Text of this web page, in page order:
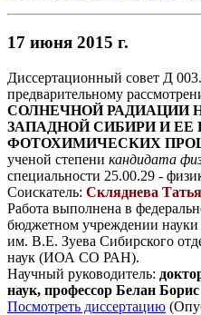
17 июня 2015 г.
Диссертационный совет Д
предварительному
СОЛНЕЧНОЙ РАДИАЦИИ
ЗАПАДНОЙ СИБИРИ И ЕЕ
ФОТОХИМИЧЕСКИХ
ученой степени кандидата
специальности 25.00.29 -
Соискатель: Скляднева
Работа выполнена в
бюджетном учреждении
им. В.Е. Зуева Сибирского
наук (ИОА СО РАН).
Научный руководитель:
наук, профессор Белан
Посмотреть диссертацию